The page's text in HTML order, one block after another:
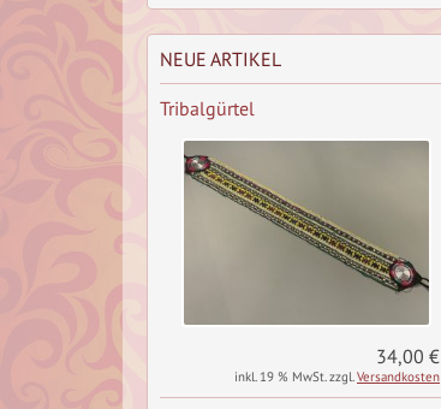
Kraftvoll Räuchern -
Zirbeldrüsenrei
Baumwolle
NEUE ARTIKEL
Tribalgürtel
34,00 €
inkl. 19 % MwSt. zzgl.Versandkosten